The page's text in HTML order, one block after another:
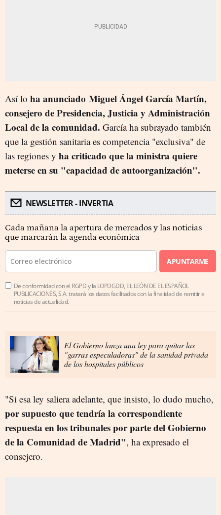
Así lo ha anunciado Miguel Ángel García Martín,
consejero de Presidencia, Justicia y Administración
Local de la comunidad. García ha subrayado también
que la gestión sanitaria es competencia "exclusiva" de
las regiones y ha criticado que la ministra quiere
meterse en su "capacidad de autoorganización".
NEWSLETTER - INVERTIA
Cada mañana la apertura de mercados y las noticias
que marcarán la agenda económica
APUNTARME
De conformidad con el RGPD y la LOPDGDD, EL LEÓN DE EL ESPAÑOL
PUBLICACIONES, S.A. tratará los datos facilitados con la finalidad de remitirle
noticias de actualidad.
El Gobierno lanza una ley para quitar las
"garras especuladoras" de la sanidad privada
de los hospitales públicos
"Si esa ley saliera adelante, que insisto, lo dudo mucho,
por supuesto que tendría la correspondiente
respuesta en los tribunales por parte del Gobierno
de la Comunidad de Madrid", ha expresado el
consejero.